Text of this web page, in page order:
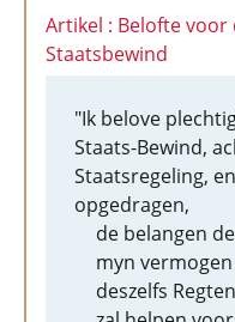
Artikel : Belofte voor
Staatsbewind
"Ik belove
Staats-Bewind,
Staatsregeling,
opgedragen,
de belangen
myn
deszelfs